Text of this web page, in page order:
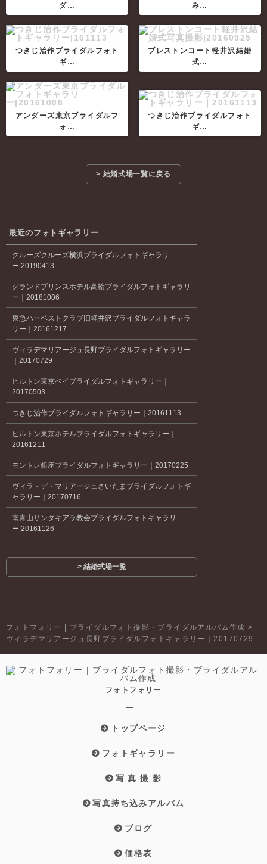
ダ…
み…
つきじ治作ブライダルフォト
ギ…
ブレストンコート軽井沢結婚
式…
アンダーズ東京ブライダルフ
ォ…
つきじ治作ブライダルフォト
ギ…
> 結婚式場一覧に戻る
最近のフォトギャラリー
クルーズクルーズ横浜ブライダルフォトギャラリ
ー|20190413
グランドプリンスホテル高輪ブライダルフォトギャラリ
ー｜20181006
東急ハーベストクラブ旧軽井沢ブライダルフォトギャラ
リー｜20161217
ヴィラデマリアージュ長野ブライダルフォトギャラリー
｜20170729
ヒルトン東京ベイブライダルフォトギャラリー｜
20170503
つきじ治作ブライダルフォトギャラリー｜20161113
ヒルトン東京ホテルブライダルフォトギャラリー｜
20161211
モントレ銀座ブライダルフォトギャラリー｜20170225
ヴィラ・デ・マリアージュさいたまブライダルフォトギ
ャラリー｜20170716
南青山サンタキアラ教会ブライダルフォトギャラリ
ー|20161126
> 結婚式場一覧
フォトフォリー | ブライダルフォト撮影・ブライダルアルバム作成 >
ヴィラデマリアージュ長野ブライダルフォトギャラリー｜20170729
フォトフォリー
トップページ
フォトギャラリー
写 真 撮 影
写真持ち込みアルバム
ブログ
価格表